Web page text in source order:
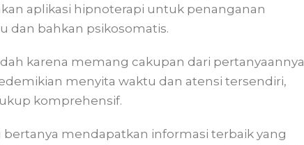
aplikasi hipnoterapi untuk penanganan
dan bahkan psikosomatis.
karena memang cakupan dari pertanyaannya
menyita waktu dan atensi tersendiri,
komprehensif.
mendapatkan informasi terbaik yang